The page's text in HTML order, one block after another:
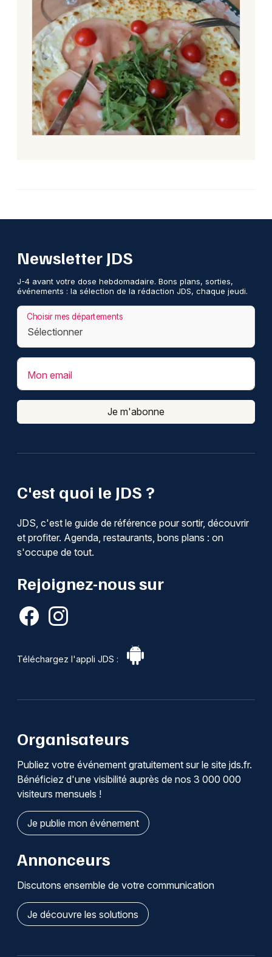
C'est quoi le JDS ?
JDS, c'est le guide de référence pour sortir, découvrir
et profiter. Agenda, restaurants, bons plans : on
s'occupe de tout.
Rejoignez-nous sur
Téléchargez l'appli JDS :
Newsletter JDS
J-4 avant votre dose hebdomadaire. Bons plans, sorties,
événements : la sélection de la rédaction JDS, chaque jeudi.
Choisir mes départements
Mon email
Je m'abonne
Organisateurs
Publiez votre événement gratuitement sur le site jds.fr.
Bénéficiez d'une visibilité auprès de nos 3 000 000
visiteurs mensuels !
Je publie mon événement
Annonceurs
Discutons ensemble de votre communication
Je découvre les solutions